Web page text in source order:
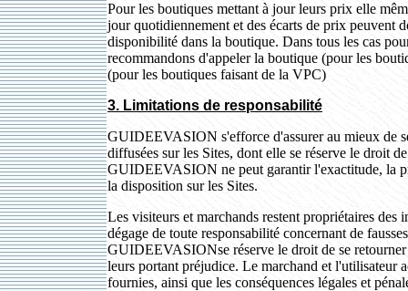
Pour les boutiques mettant à jour leurs prix elle
jour quotidiennement et des écarts de prix peuvent
disponibilité dans la boutique. Dans tous les cas
recommandons d'appeler la boutique (pour les
(pour les boutiques faisant de la VPC)
3. Limitations de responsabilité
GUIDEEVASION s'efforce d'assurer au mieux de
diffusées sur les Sites, dont elle se réserve le droit
GUIDEEVASION ne peut garantir l'exactitude, la
la disposition sur les Sites.
Les visiteurs et marchands restent propriétaires
dégage de toute responsabilité concernant de
GUIDEEVASIONse réserve le droit de se
leurs portant préjudice. Le marchand et l'utilisateur
fournies, ainsi que les conséquences légales et